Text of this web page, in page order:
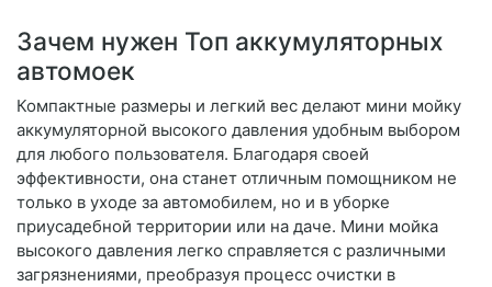
Зачем нужен Топ аккумуляторных
автомоек
Компактные размеры и легкий вес делают мини мойку
аккумуляторной высокого давления удобным выбором
для любого пользователя. Благодаря своей
эффективности, она станет отличным помощником не
только в уходе за автомобилем, но и в уборке
приусадебной территории или на даче. Мини мойка
высокого давления легко справляется с различными
загрязнениями, преобразуя процесс очистки в